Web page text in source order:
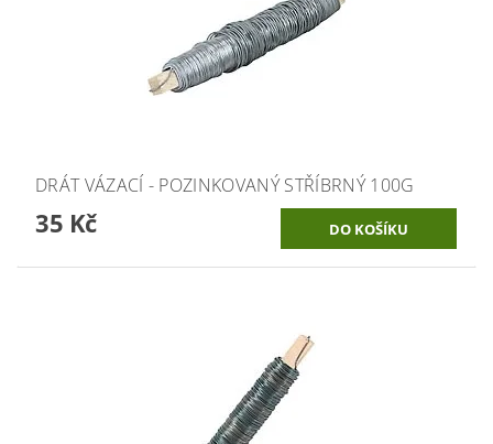
DRÁT VÁZACÍ - POZINKOVANÝ STŘÍBRNÝ 100G
35 Kč